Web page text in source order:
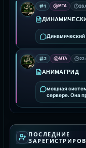
1 MTA
Динамический
2 MTA
АНИМАГРИД
мощная
сервере. Она
интеграции и
ПОСЛЕДНИЕ